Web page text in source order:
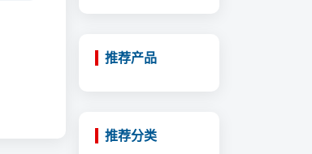
推荐产品
推荐分类